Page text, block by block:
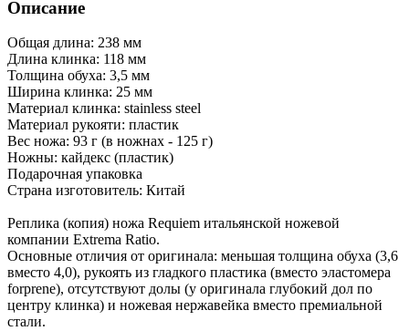
Описание
Общая длина: 238 мм
Длина клинка: 118 мм
Толщина обуха: 3,5 мм
Ширина клинка: 25 мм
Материал клинка: stainless steel
Материал рукояти: пластик
Вес ножа: 93 г (в ножнах - 125 г)
Ножны: кайдекс (пластик)
Подарочная упаковка
Страна изготовитель: Китай
Реплика (копия) ножа Requiem итальянской ножевой
компании Extrema Ratio.
Основные отличия от оригинала: меньшая толщина обуха (3,6
вместо 4,0), рукоять из гладкого пластика (вместо эластомера
forprene), отсутствуют долы (у оригинала глубокий дол по
центру клинка) и ножевая нержавейка вместо премиальной
стали.